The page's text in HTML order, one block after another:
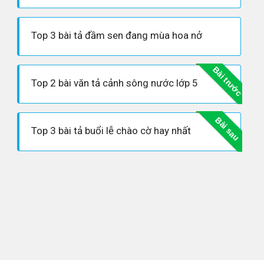
Top 3 bài tả đầm sen đang mùa hoa nở
Bài trước
Top 2 bài văn tả cảnh sông nước lớp 5
Bài sau
Top 3 bài tả buổi lễ chào cờ hay nhất